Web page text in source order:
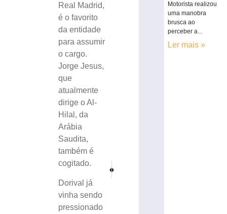
Real Madrid,
é o favorito
da entidade
para assumir
o cargo.
Jorge Jesus,
que
atualmente
dirige o Al-
Hilal, da
Arábia
Saudita,
também é
cogitado.
Dorival já
vinha sendo
pressionado
Motorista realizou
uma manobra
brusca ao
perceber a...
Ler mais »